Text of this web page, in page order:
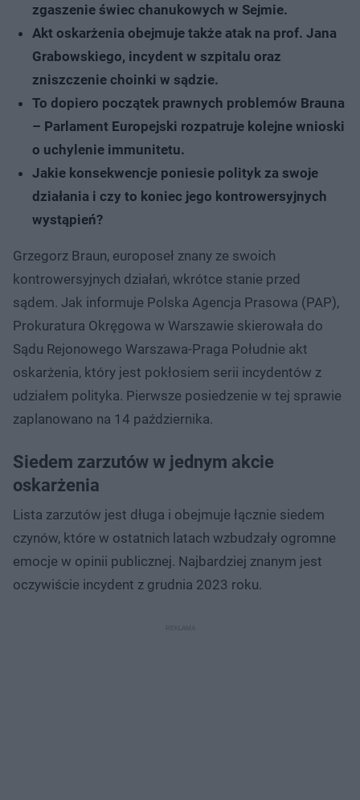
zgaszenie świec chanukowych w Sejmie.
Akt oskarżenia obejmuje także atak na prof. Jana
Grabowskiego, incydent w szpitalu oraz
zniszczenie choinki w sądzie.
To dopiero początek prawnych problemów Brauna
– Parlament Europejski rozpatruje kolejne wnioski
o uchylenie immunitetu.
Jakie konsekwencje poniesie polityk za swoje
działania i czy to koniec jego kontrowersyjnych
wystąpień?
Grzegorz Braun, europoseł znany ze swoich
kontrowersyjnych działań, wkrótce stanie przed
sądem. Jak informuje Polska Agencja Prasowa (PAP),
Prokuratura Okręgowa w Warszawie skierowała do
Sądu Rejonowego Warszawa-Praga Południe akt
oskarżenia, który jest pokłosiem serii incydentów z
udziałem polityka. Pierwsze posiedzenie w tej sprawie
zaplanowano na 14 października.
Siedem zarzutów w jednym akcie
oskarżenia
Lista zarzutów jest długa i obejmuje łącznie siedem
czynów, które w ostatnich latach wzbudzały ogromne
emocje w opinii publicznej. Najbardziej znanym jest
oczywiście incydent z grudnia 2023 roku.